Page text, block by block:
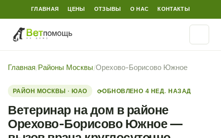
ГЛАВНАЯ ЦЕНЫ ОТЗЫВЫ О НАС КОНТАКТЫ
Главная/Районы Москвы/Орехово-Борисово Южное
РАЙОН МОСКВЫ · ЮАО ⟳ОБНОВЛЕНО 4 НЕД. НАЗАД
Ветеринар на дом в районе
Орехово-Борисово Южное —